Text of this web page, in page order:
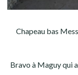
Chapeau bas
Bravo à Maguy qui